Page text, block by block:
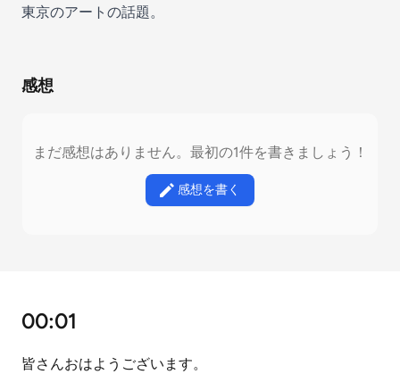
東京のアートの話題。
感想
まだ感想はありません。最初の1件を書きましょう！
感想を書く
00:01
皆さんおはようございます。